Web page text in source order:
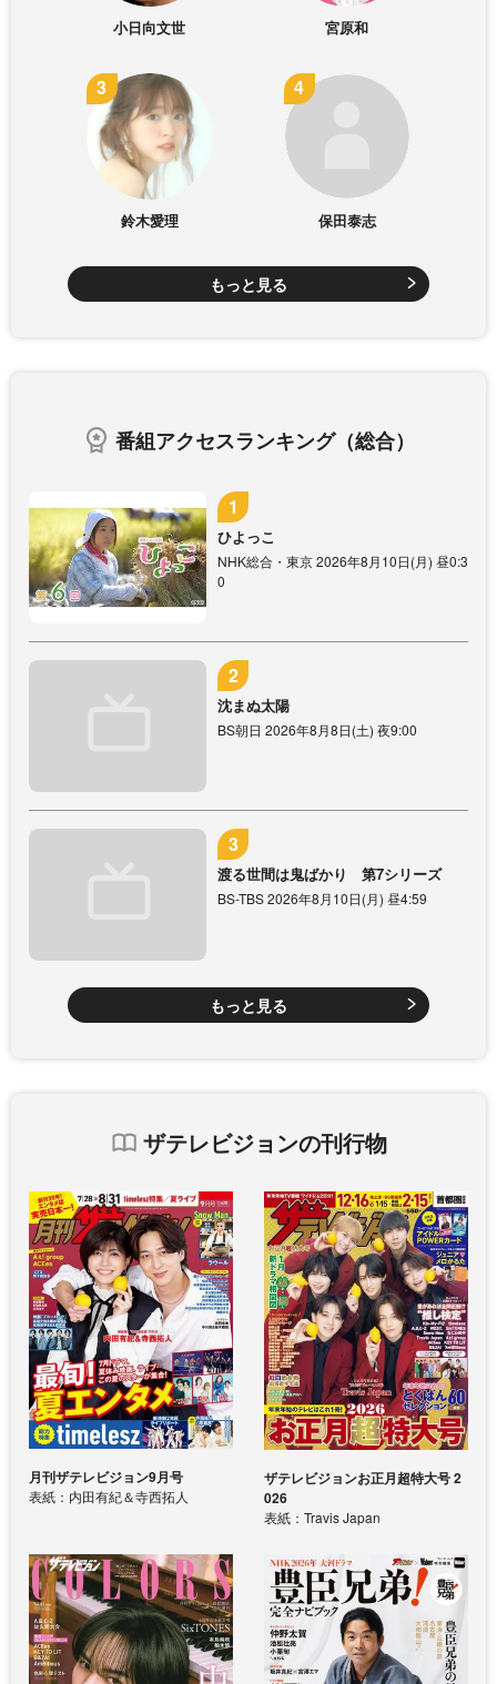
小日向文世 宮原和
鈴木愛理 保田泰志
もっと見る
番組アクセスランキング（総合）
ひよっこ
NHK総合・東京 2026年8月10日(月) 昼0:3
0
沈まぬ太陽
BS朝日 2026年8月8日(土) 夜9:00
渡る世間は鬼ばかり 第7シリーズ
BS-TBS 2026年8月10日(月) 昼4:59
もっと見る
ザテレビジョンの刊行物
月刊ザテレビジョン9月号
表紙：内田有紀＆寺西拓人
ザテレビジョンお正月超特大号 2
026
表紙：Travis Japan